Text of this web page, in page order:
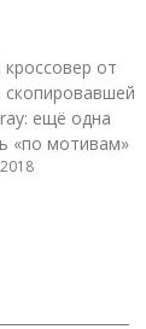
от
скопировавшей
ещё одна
«по мотивам»